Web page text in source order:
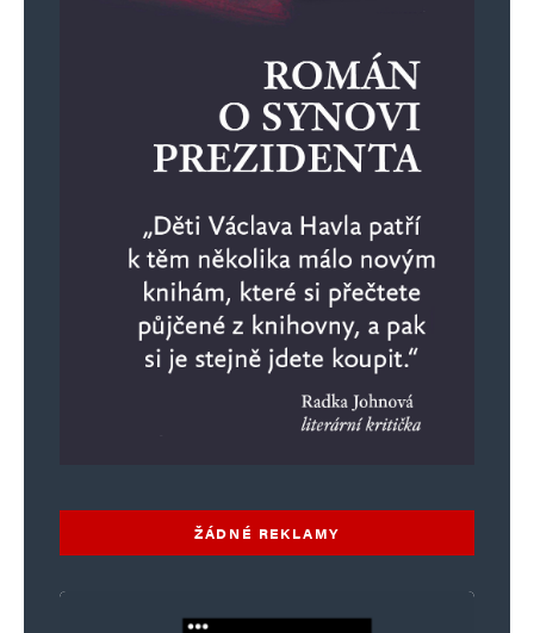
Webová stránka
Uložit do prohlížeče jméno, e-mail a webovou stránku pro budoucí
Informujte mě o nových komentářích e-mailem.
Alternative:
ŽÁDNÉ REKLAMY